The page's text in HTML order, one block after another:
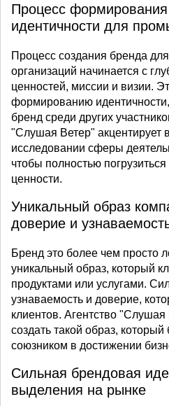
Процесс формирования
идентичности для
Процесс создания бренда
организаций начинается с
ценностей, миссии и визии.
формированию
бренд среди других
"Слушая Ветер" акцентирует
исследовании сферы
чтобы полностью
ценности.
Уникальный образ
доверие и
Бренд это более чем просто
уникальный образ, который
продуктами или услугами.
узнаваемость и доверие,
клиентов. Агентство "Слушая
создать такой образ,
союзником в достижении
Сильная брендовая
выделения на рынке